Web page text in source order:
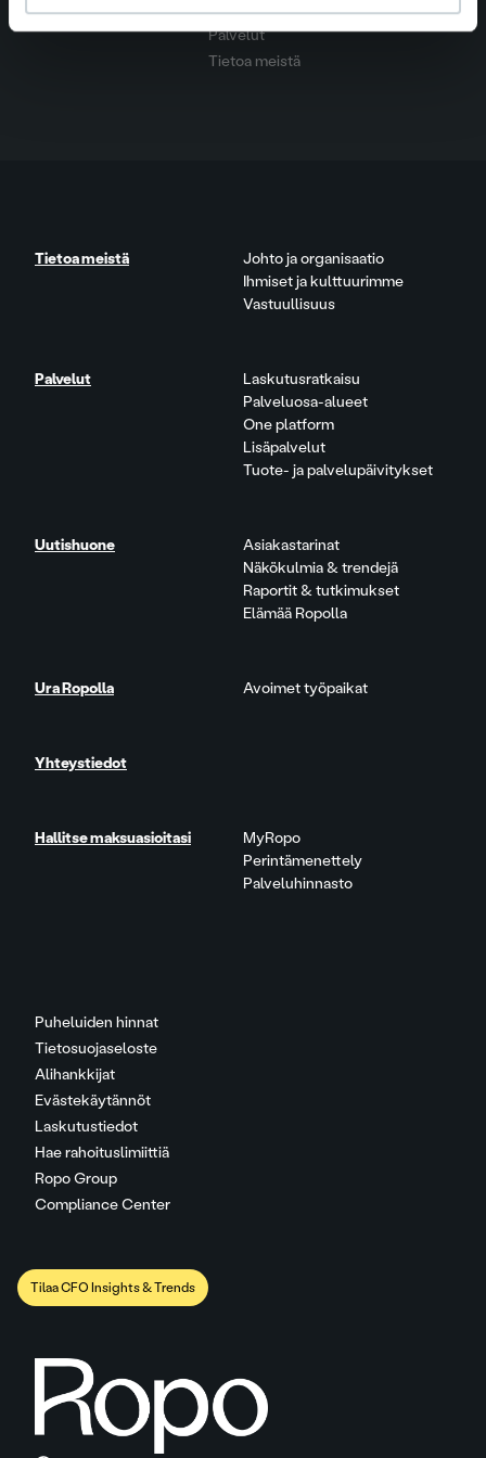
Ura Ropolla
Palvelut
Tietoa meistä
Puheluiden hinnat
Tietosuojaseloste
Alihankkijat
Evästekäytännöt
Laskutustiedot
Hae rahoituslimiittiä
Ropo Group
Compliance Center
Tietoa meistä
Johto ja organisaatio
Ihmiset ja kulttuurimme
Vastuullisuus
Palvelut
Laskutusratkaisu
Palveluosa-alueet
One platform
Lisäpalvelut
Tuote- ja palvelupäivitykset
Uutishuone
Asiakastarinat
Näkökulmia & trendejä
Raportit & tutkimukset
Elämää Ropolla
Ura Ropolla Avoimet työpaikat
Yhteystiedot
Hallitse maksuasioitasi
MyRopo
Perintämenettely
Palveluhinnasto
Tilaa CFO Insights & Trends